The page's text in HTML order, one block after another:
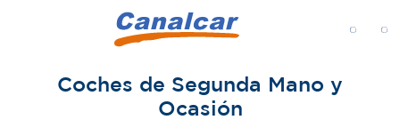
Coches de Segunda Mano y
Ocasión